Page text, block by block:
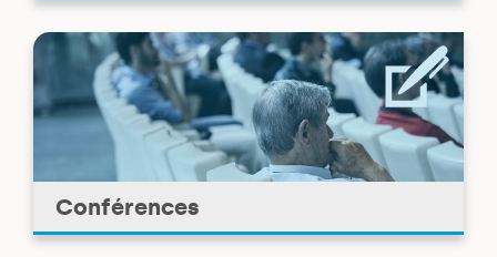
Conférences